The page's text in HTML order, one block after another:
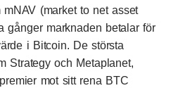
(market to net asset
gånger marknaden betalar för
i Bitcoin. De största
Strategy och Metaplanet,
mot sitt rena BTC